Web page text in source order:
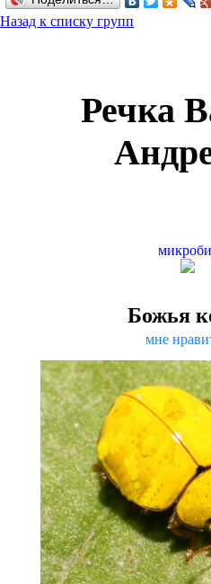
Назад к списку групп
Речка
Божья
мне